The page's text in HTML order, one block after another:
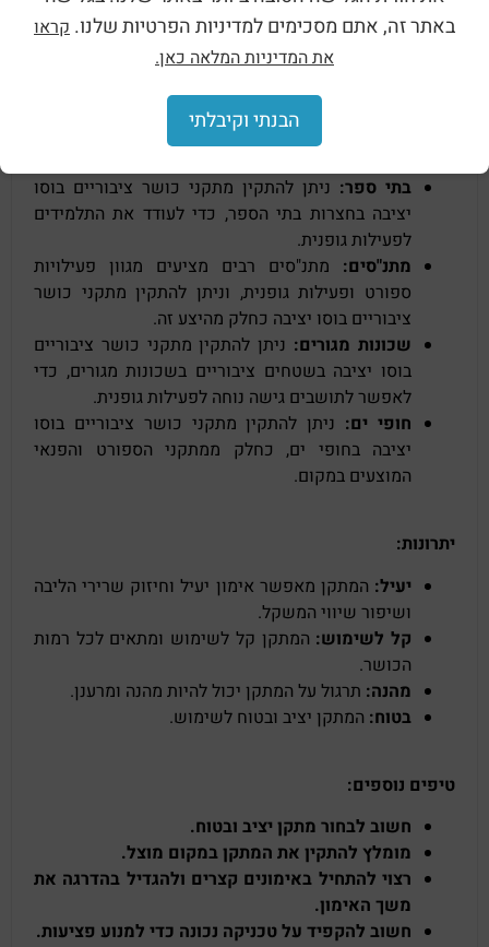
סיבובי פלג גוף עליון:תרגיל זה עובד על שרירי הליבה
הצדדיים.
היכן ניתן להתקין:
פארקים וגנים ציבוריים:זוהי האפשרות הנפוצה
ביותר, שכן פארקים וגנים ציבוריים הם מקומות
בתי ספר: ניתן להתקין מתקני כושר ציבוריים בוסו
יציבה בחצרות בתי הספר, כדי לעודד את התלמידים
לפעילות גופנית.
מתנ"סים: מתנ"סים רבים מציעים מגוון פעילויות
ספורט ופעילות גופנית, וניתן להתקין מתקני כושר
ציבוריים בוסו יציבה כחלק מהיצע זה.
שכונות מגורים: ניתן להתקין מתקני כושר ציבוריים
בוסו יציבה בשטחים ציבוריים בשכונות מגורים, כדי
לאפשר לתושבים גישה נוחה לפעילות גופנית.
חופי ים: ניתן להתקין מתקני כושר ציבוריים בוסו
יציבה בחופי ים, כחלק ממתקני הספורט והפנאי
המוצעים במקום.
יתרונות:
יעיל: המתקן מאפשר אימון יעיל וחיזוק שרירי הליבה
ושיפור שיווי המשקל.
קל לשימוש: המתקן קל לשימוש ומתאים לכל רמות
הכושר.
מהנה: תרגול על המתקן יכול להיות מהנה ומרענן.
בטוח: המתקן יציב ובטוח לשימוש.
טיפים נוספים:
חשוב לבחור מתקן יציב ובטוח.
מומלץ להתקין את המתקן במקום מוצל.
רצוי להתחיל באימונים קצרים ולהגדיל בהדרגה את
משך האימון.
חשוב להקפיד על טכניקה נכונה כדי למנוע פציעות.
באתר זה, אתם מסכימים למדיניות הפרטיות שלנו. קראו
את המדיניות המלאה כאן.
הבנתי וקיבלתי